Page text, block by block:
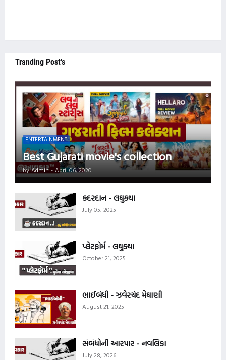
Tranding Post's
ENTERTAINMENT
Best Gujarati movie's collection
by Admin - April 06, 2020
કદરદાન - લઘુકથા
July 05, 2025
પ્લેટફોર્મ - લઘુકથા
October 21, 2025
ભાઈબંધી - ઝવેરચંદ મેઘાણી
August 21, 2025
સંબંધોની આરપાર - નવલિકા
July 28, 2026